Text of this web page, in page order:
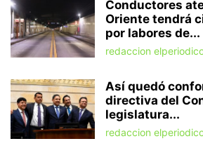
Conductores
Oriente tendrá
por labores de...
redaccion
Así quedó
directiva del
legislatura...
redaccion